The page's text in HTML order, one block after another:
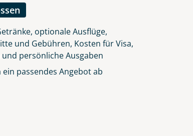
optionale Ausflüge,
und Gebühren, Kosten für Visa,
persönliche Ausgaben
passendes Angebot ab